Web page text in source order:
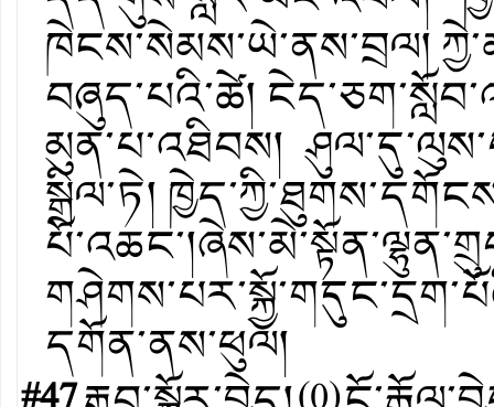
ཁེངས་སེམས་ཡེ་ནས་བྲལ།
བཞུད་པའི་ཚེ།
མུན་པ་འཐིབས།
སྒྲིལ་ཏེ།
དགོན་ནས་ཕུལ།